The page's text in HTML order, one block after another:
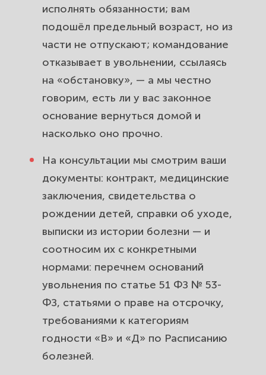
исполнять обязанности; вам
подошёл предельный возраст, но из
части не отпускают; командование
отказывает в увольнении, ссылаясь
на «обстановку», — а мы честно
говорим, есть ли у вас законное
основание вернуться домой и
насколько оно прочно.
На консультации мы смотрим ваши
документы: контракт, медицинские
заключения, свидетельства о
рождении детей, справки об уходе,
выписки из истории болезни — и
соотносим их с конкретными
нормами: перечнем оснований
увольнения по статье 51 ФЗ № 53-
ФЗ, статьями о праве на отсрочку,
требованиями к категориям
годности «В» и «Д» по Расписанию
болезней.